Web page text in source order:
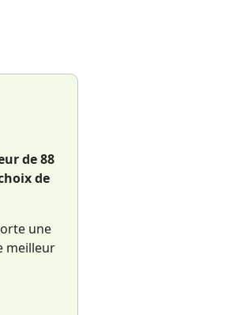
de 88
de
une
meilleur